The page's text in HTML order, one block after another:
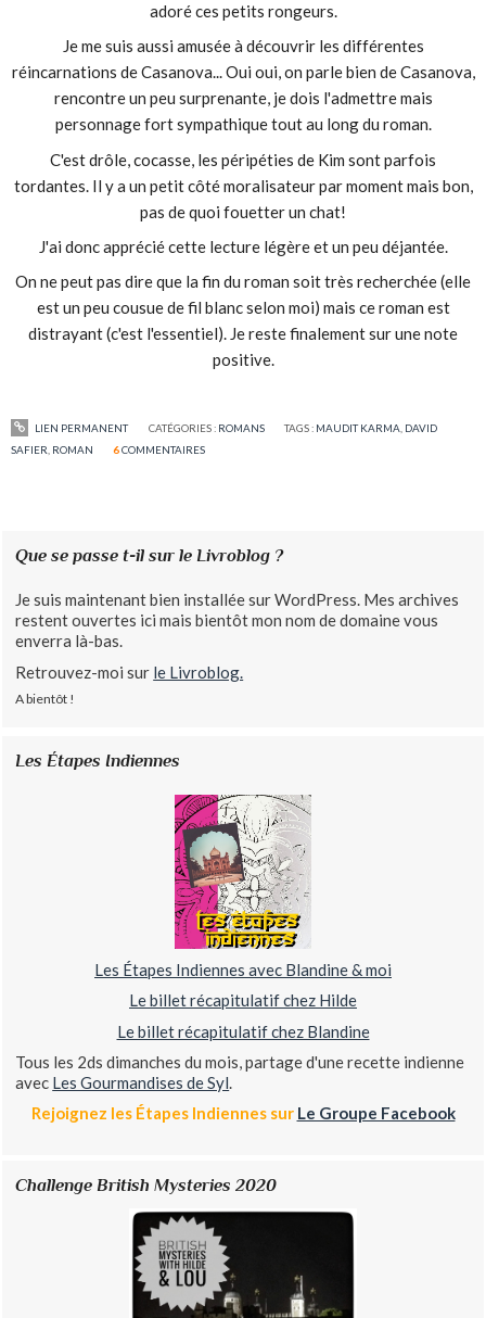
adoré ces petits rongeurs.
Je me suis aussi amusée à découvrir les différentes
réincarnations de Casanova... Oui oui, on parle bien de Casanova,
rencontre un peu surprenante, je dois l'admettre mais
personnage fort sympathique tout au long du roman.
C'est drôle, cocasse, les péripéties de Kim sont parfois
tordantes. Il y a un petit côté moralisateur par moment mais bon,
pas de quoi fouetter un chat!
J'ai donc apprécié cette lecture légère et un peu déjantée.
On ne peut pas dire que la fin du roman soit très recherchée (elle
est un peu cousue de fil blanc selon moi) mais ce roman est
distrayant (c'est l'essentiel). Je reste finalement sur une note
positive.
LIEN PERMANENT CATÉGORIES : ROMANS TAGS : MAUDIT KARMA DAVID
SAFIER ROMAN 6COMMENTAIRES
Que se passe t-il sur le Livroblog ?
Je suis maintenant bien installée sur WordPress. Mes archives
restent ouvertes ici mais bientôt mon nom de domaine vous
enverra là-bas.
Retrouvez-moi sur le Livroblog.
A bientôt !
Les Étapes Indiennes
Les Étapes Indiennes avec Blandine & moi
Le billet récapitulatif chez Hilde
Le billet récapitulatif chez Blandine
Tous les 2ds dimanches du mois, partage d'une recette indienne
avec Les Gourmandises de Syl.
Rejoignez les Étapes Indiennes sur Le Groupe Facebook
Challenge British Mysteries 2020